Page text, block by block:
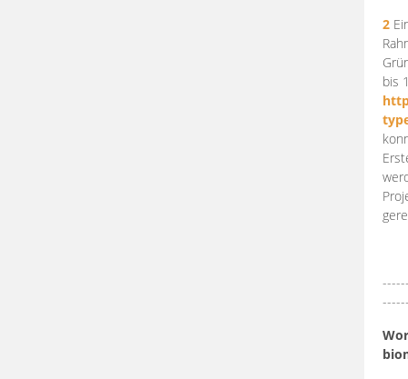
2
bis